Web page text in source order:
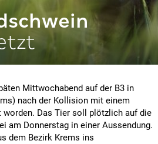
Mittwochabend auf der B3 in
nach der Kollision mit einem
Das Tier soll plötzlich auf die
am Donnerstag in einer Aussendung.
dem Bezirk Krems ins